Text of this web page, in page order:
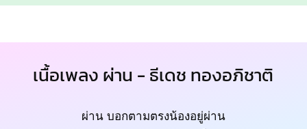
เนื้อเพลง ผ่าน - ธีเดช ทองอภิชาติ
ผ่าน บอกตามตรงน้องอยู่ผ่าน